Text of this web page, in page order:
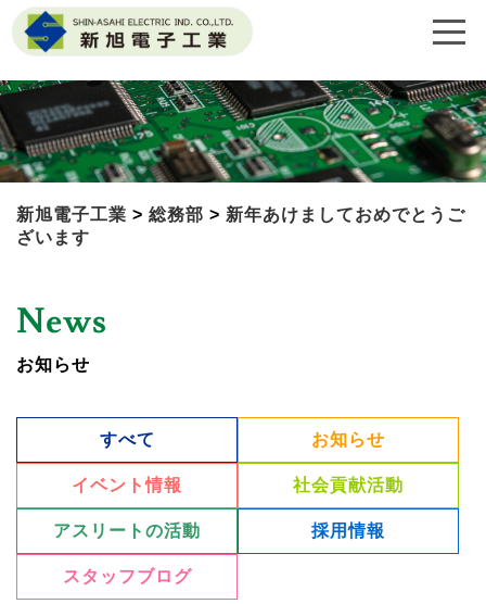
新旭電子工業 > 総務部 > 新年あけましておめでとうご
ざいます
News
お知らせ
すべて お知らせ
イベント情報 社会貢献活動
アスリートの活動 採用情報
スタッフブログ